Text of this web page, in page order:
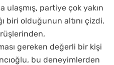
ulaşmış, partiye çok yakın
biri olduğunun altını çizdi.
gereken değerli bir kişi
bu deneyimlerden